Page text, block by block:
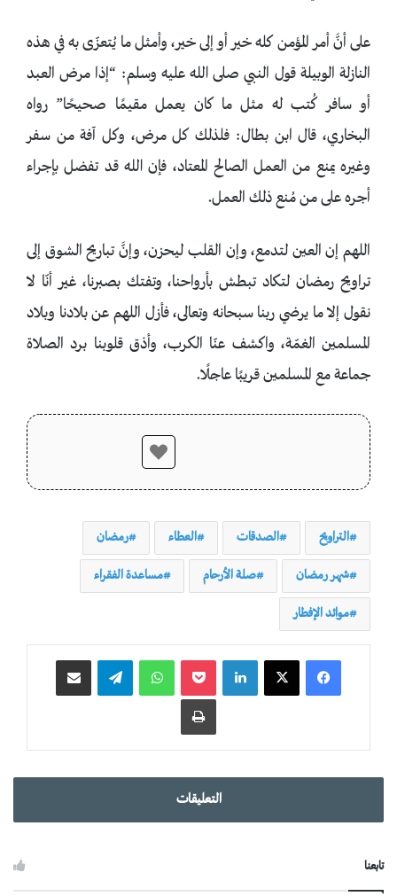
على أنَّ أمر المؤمن كله خير أو إلى خير، وأمثل ما يُتعزّى به في هذه
النازلة الوبيلة قول النبي صلى الله عليه وسلم: “إذا مرض العبد
أو سافر كُتب له مثل ما كان يعمل مقيمًا صحيحًا” رواه
البخاري، قال ابن بطال: فلذلك كل مرض، وكل آفة من سفر
وغيره يمنع من العمل الصالح المعتاد، فإن الله قد تفضل بإجراء
أجره على من مُنع ذلك العمل.
اللهم إن العين لتدمع، وإن القلب ليحزن، وإنَّ تباريح الشوق إلى
تراويح رمضان لتكاد تبطش بأرواحنا، وتفتك بصبرنا، غير أنّا لا
نقول إلا ما يرضي ربنا سبحانه وتعالى، فأزل اللهم عن بلادنا وبلاد
المسلمين الغمّة، واكشف عنّا الكرب، وأذق قلوبنا برد الصلاة
جماعة مع المسلمين قريبًا عاجلًا.
التراويح الصدقات العطاء رمضان
شهر رمضان صلة الأرحام مساعدة الفقراء
موائد الإفطار
واتساب
التعليقات
تابعنا